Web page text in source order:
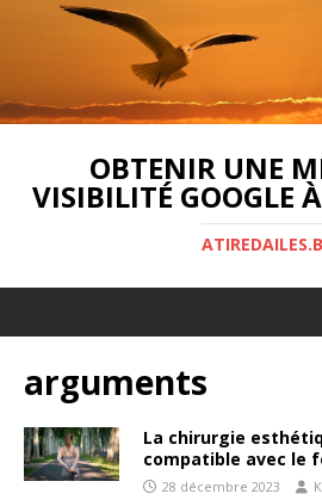
OBTENIR UNE
VISIBILITÉ GOOGLE
arguments
La chirurgie
compatible avec le
28 décembre 2023